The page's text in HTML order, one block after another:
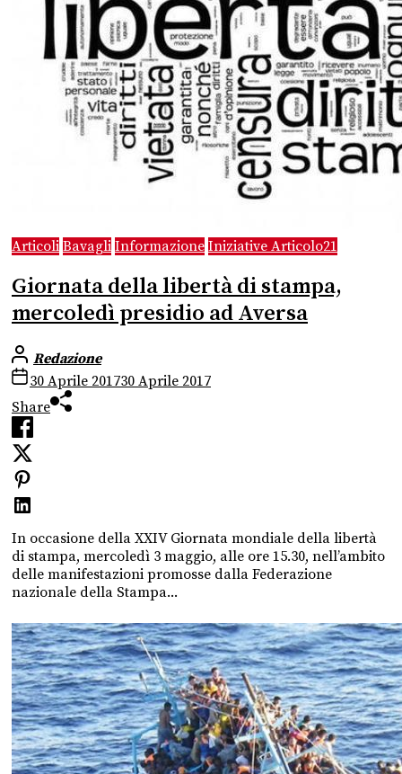
Articoli Bavagli Informazione Iniziative Articolo21
Giornata della libertà di stampa,
mercoledì presidio ad Aversa
Redazione
30 Aprile 201730 Aprile 2017
Share
In occasione della XXIV Giornata mondiale della libertà
di stampa, mercoledì 3 maggio, alle ore 15.30, nell’ambito
delle manifestazioni promosse dalla Federazione
nazionale della Stampa...